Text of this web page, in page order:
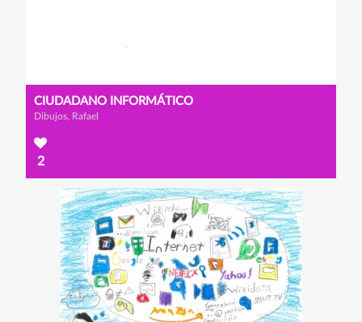
CIUDADANO INFORMÁTICO
Dibujos, Rafael
2